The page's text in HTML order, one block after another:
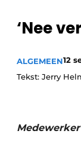
Privacy /
Video’s
‘Nee
ALGEMEEN12
Tekst: Jerry